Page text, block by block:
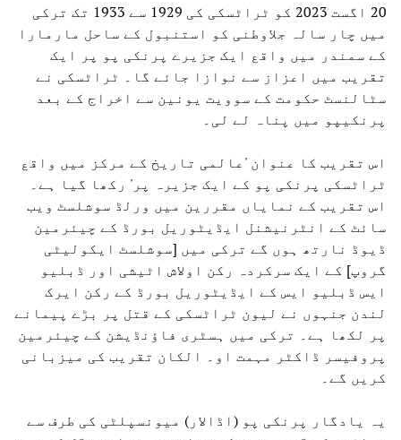
20 اگست 2023 کو ٹراٹسکی کی 1929 سے 1933 تک ترکی
میں چار سالہ جلاوطنی کو استنبول کے ساحل مارمارا
کے سمندر میں واقع ایک جزیرے پرنکی پو پر ایک
تقریب میں اعزاز سے نوازا جائے گا۔ ٹراٹسکی نے
سٹالنسٹ حکومت کے سوویت یونین سے اخراج کے بعد
پرنکیپو میں پناہ لے لی۔
اس تقریب کا عنوان 'عالمی تاریخ کے مرکز میں واقع
ٹراٹسکی پرنکی پو کے ایک جزیرہ پر' رکھا گیا ہے۔
اس تقریب کے نمایاں مقررین میں ورلڈ سوشلسٹ ویب
سائٹ کے انٹرنیشنل ایڈیٹوریل بورڈ کے چیئرمین
ڈیوڈ نارتھ ہوں گے ترکی میں [سوشلسٹ ایکولیٹی
گروپ] کے ایک سرکردہ رکن اولاش اٹیشی اور ڈبلیو
ایس ڈبلیو ایس کے ایڈیٹوریل بورڈ کے رکن ایرک
لندن جنہوں نے لیون ٹراٹسکی کے قتل پر بڑے پیمانے
پر لکھا ہے۔ ترکی میں ہسٹری فاؤنڈیشن کے چیئرمین
پروفیسر ڈاکٹر مہمت او۔ الکان تقریب کی میزبانی
کریں گے۔
یہ یادگار پرنکی پو (اڈالار) میونسپلٹی کی طرف سے